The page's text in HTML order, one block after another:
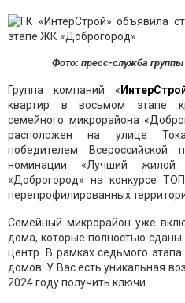
Фото: пресс-служба
Группа компаний «
квартир в восьмом этапе
семейного микрорайона
расположен на улице
победителем
номинации «Лучший
«Доброгород» на конкурсе
перепрофилированных
Семейный микрорайон уже
дома, которые полностью
центр. В рамках седьмого
домов. У Вас есть уникальная
2024 году получить ключи.